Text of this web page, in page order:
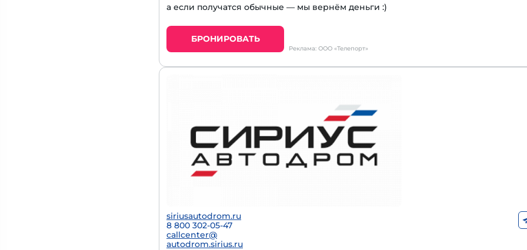
а если получатся обычные — мы вернём деньги :)
БРОНИРОВАТЬ
Реклама: ООО «Телепорт»
siriusautodrom.ru
8 800 302-05-47
callcenter@
autodrom.sirius.ru